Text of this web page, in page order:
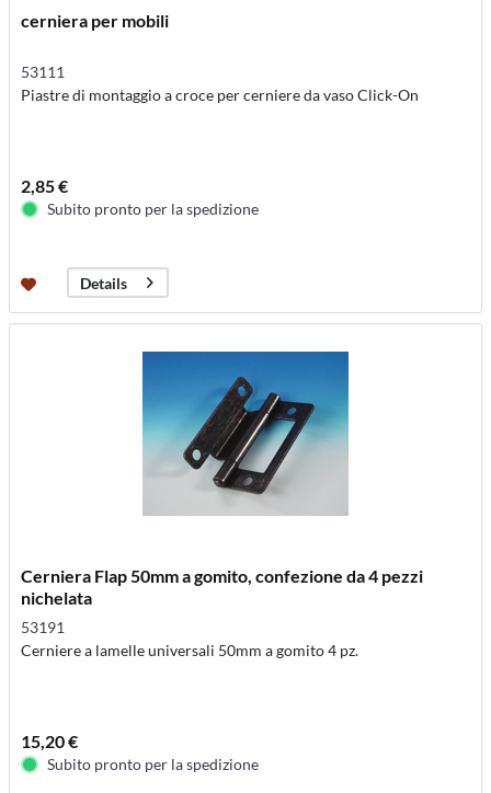
cerniera per mobili
53111
Piastre di montaggio a croce per cerniere da vaso Click-On
2,85 €
Subito pronto per la spedizione
Details
Cerniera Flap 50mm a gomito, confezione da 4 pezzi
nichelata
53191
Cerniere a lamelle universali 50mm a gomito 4 pz.
15,20 €
Subito pronto per la spedizione